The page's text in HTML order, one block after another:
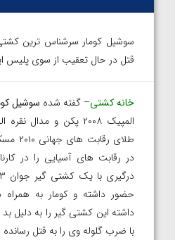
سوشیل کومار سرشناس ترین
قتل در حال تعقیب از سوی پلیس
خانه کشتی– گفته شده سوشیل
طلای
در رقابت های آسیایی را در
حضور داشته و کومار به
داشته این کشتی گیر را به دلیل
با ضرب گلوله وی را به قتل رسانده